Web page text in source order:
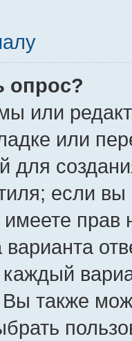
опрос?
или
или
для
если
прав
Вы также